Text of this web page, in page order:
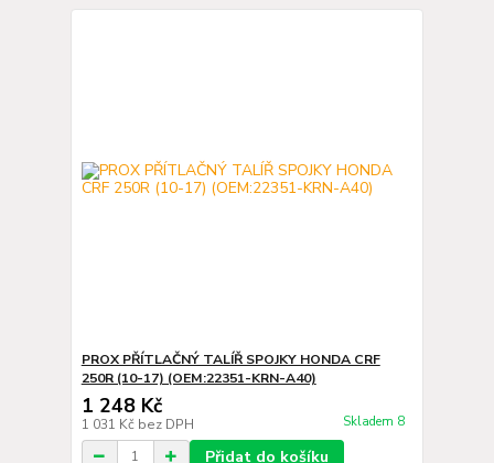
PROX PŘÍTLAČNÝ TALÍŘ SPOJKY HONDA CRF
250R (10-17) (OEM:22351-KRN-A40)
1 248 Kč
1 031 Kč bez DPH Skladem 8
Přidat do košíku